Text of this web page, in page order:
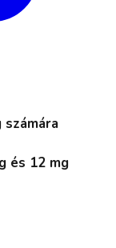
és 12 mg